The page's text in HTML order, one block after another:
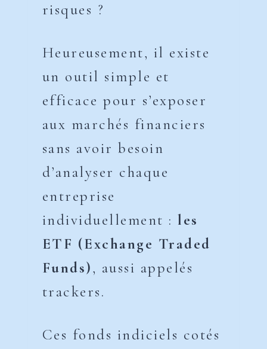
risques ?
Heureusement, il existe
un outil simple et
efficace pour s’exposer
aux marchés financiers
sans avoir besoin
d’analyser chaque
entreprise
individuellement : les
ETF (Exchange Traded
Funds), aussi appelés
trackers.
Ces fonds indiciels cotés